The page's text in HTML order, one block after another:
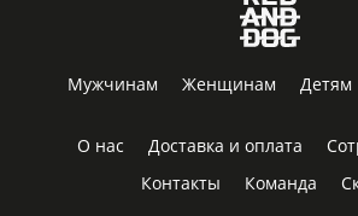
Мужчинам Женщинам Детям
О нас Доставка и оплата
Контакты
Команда